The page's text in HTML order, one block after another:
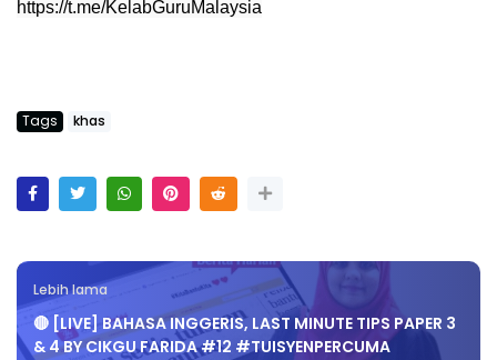
https://t.me/KelabGuruMalaysia
Tags khas
Lebih lama
🔴 [LIVE] BAHASA INGGERIS, LAST MINUTE TIPS PAPER 3
& 4 BY CIKGU FARIDA #12 #TUISYENPERCUMA